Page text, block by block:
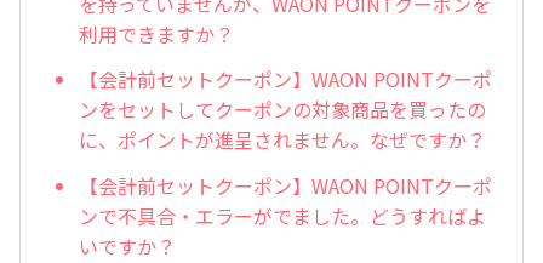
利用できますか？
【会計前セットクーポン】WAON POINTクーポ
ンをセットしてクーポンの対象商品を買ったの
に、ポイントが進呈されません。なぜですか？
【会計前セットクーポン】WAON POINTクーポ
ンで不具合・エラーがでました。どうすればよ
いですか？